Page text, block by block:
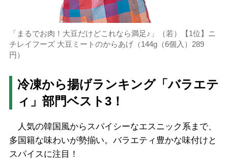
「まるでお肉！大豆だけどこれなら満足♪」（若）【1位】ニ
チレイフーズ 大豆ミートのからあげ（144g（6個入）289
円）
冷凍から揚げランキング「バラエテ
ィ」部門ベスト3！
人気の韓国風からスパイシーなエスニック系まで、
多国籍な味わいが勢揃い。バラエティ豊かな味付けと
スパイスに注目！